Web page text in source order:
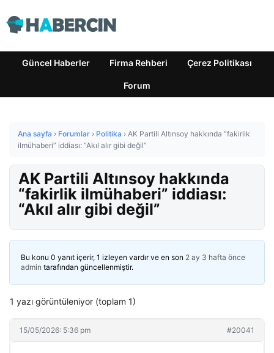
Güncel Haberler Firma Rehberi Çerez Politikası
Forum
Ana sayfa › Forumlar › Politika › AK Partili Altınsoy hakkında “fakirlik
ilmühaberi” iddiası: “Akıl alır gibi değil”
AK Partili Altınsoy hakkında
“fakirlik ilmühaberi” iddiası:
“Akıl alır gibi değil”
Bu konu 0 yanıt içerir, 1 izleyen vardır ve en son 2 ay 3 hafta önce
admin tarafından güncellenmiştir.
1 yazı görüntüleniyor (toplam 1)
15/05/2026: 5:36 pm #20041